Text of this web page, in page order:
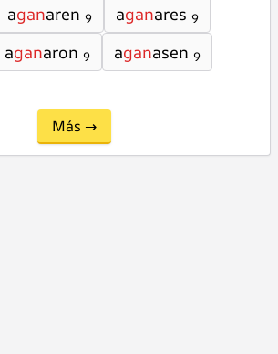
aganaren 9 aganares 9
aganaron 9 aganasen 9
Más →